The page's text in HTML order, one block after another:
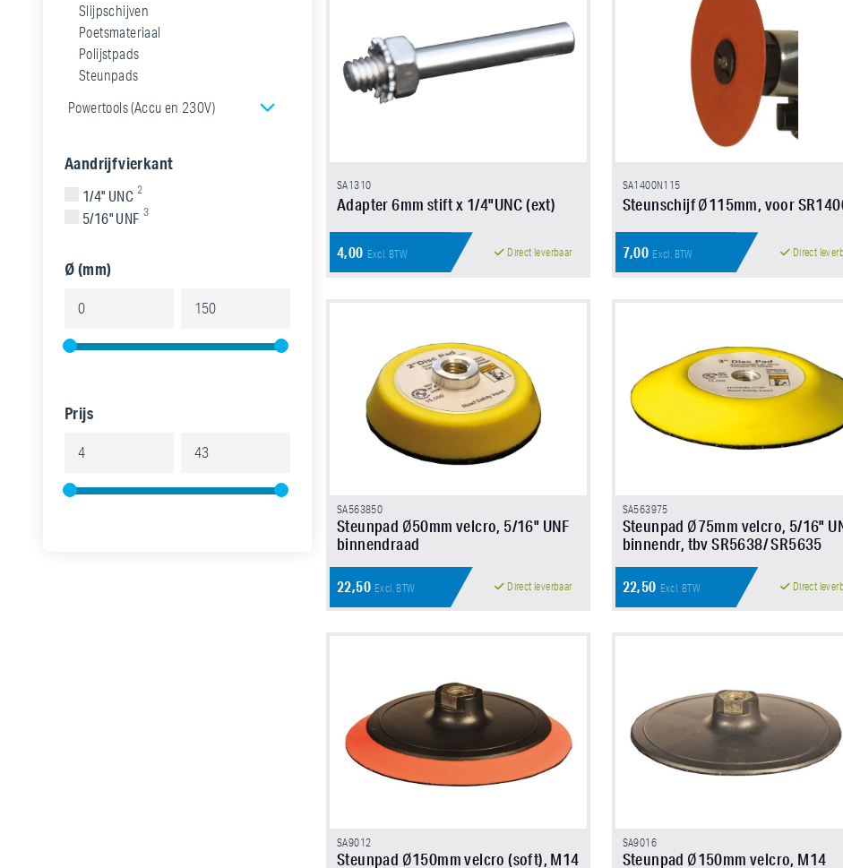
Slijpschijven
Poetsmateriaal
Polijstpads
Steunpads
Powertools (Accu en 230V)
Aandrijfvierkant
1/4" UNC 2
5/16" UNF 3
Ø (mm)
Prijs
SA1310
Adapter 6mm stift x 1/4"UNC (ext)
4,00 Excl. BTW Direct leverbaar
SA1400N115
Steunschijf Ø115mm, voor
7,00 Excl. BTW Direct
SA563850
Steunpad Ø50mm velcro, 5/16" UNF
binnendraad
22,50 Excl. BTW Direct leverbaar
SA563975
Steunpad Ø75mm velcro, 5/16"
binnendr, tbv SR5638/ SR5635
22,50 Excl. BTW Direct
SA9012
Steunpad Ø150mm velcro (soft), M14
SA9016
Steunpad Ø150mm velcro, M14